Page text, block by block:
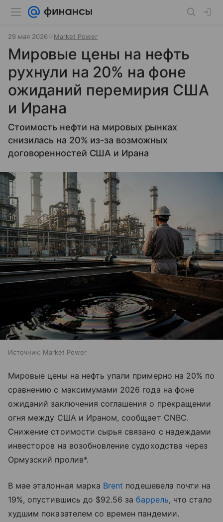
29 мая 2026 Market Power
Мировые цены на нефть
рухнули на 20% на фоне
ожиданий перемирия США
и Ирана
Стоимость нефти на мировых рынках
снизилась на 20% из-за возможных
договоренностей США и Ирана
Источник: Market Power
Мировые цены на нефть упали примерно на 20% по
сравнению с максимумами 2026 года на фоне
ожиданий заключения соглашения о прекращении
огня между США и Ираном, сообщает CNBC.
Снижение стоимости сырья связано с надеждами
инвесторов на возобновление судоходства через
Ормузский пролив*.
В мае эталонная марка Brent подешевела почти на
19%, опустившись до $92.56 забаррель, что стало
худшим показателем со времен пандемии.